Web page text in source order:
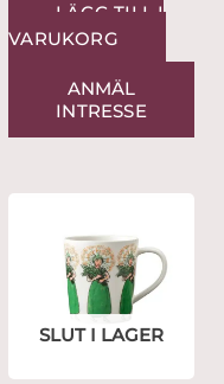
LÄGG TILL I
VARUKORG
ANMÄL
INTRESSE
SLUT I LAGER